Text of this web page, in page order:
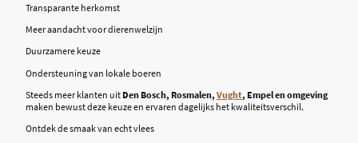
Transparante herkomst
Meer aandacht voor dierenwelzijn
Duurzamere keuze
Ondersteuning van lokale boeren
Steeds meer klanten uit Den Bosch, Rosmalen, Vught, Empel en omgeving
maken bewust deze keuze en ervaren dagelijks het kwaliteitsverschil.
Ontdek de smaak van echt vlees